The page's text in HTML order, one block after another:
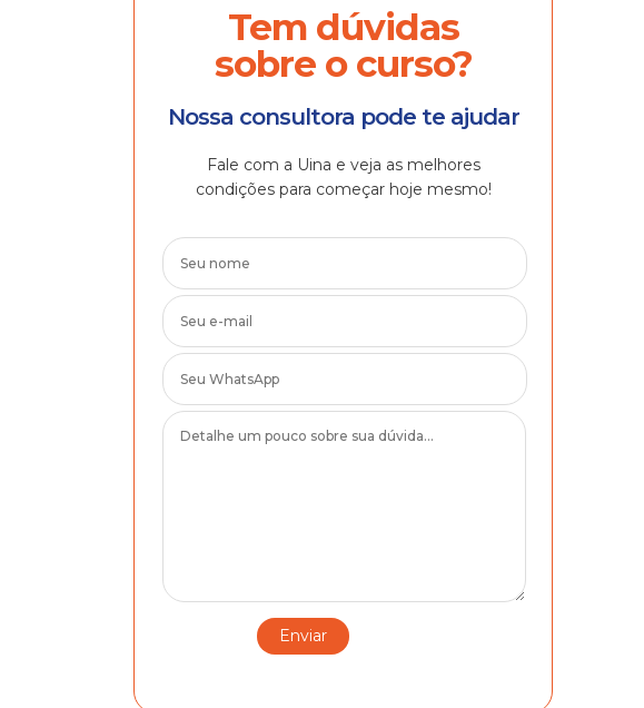
Tem dúvidas
sobre o curso?
Nossa consultora pode te ajudar
Fale com a Uina e veja as melhores
condições para começar hoje mesmo!